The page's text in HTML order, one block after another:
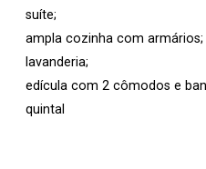
suíte;
ampla cozinha com armários;
lavanderia;
edícula com 2 cômodos e
quintal